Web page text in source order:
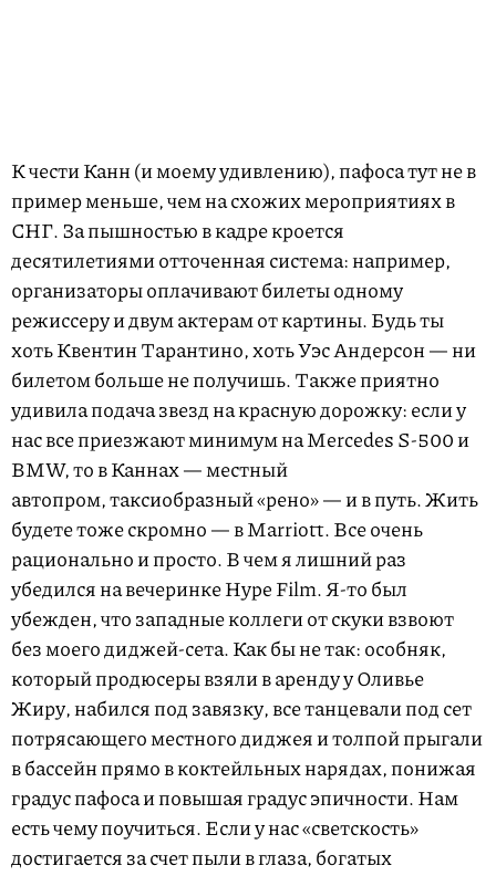
К чести Канн (и моему удивлению), пафоса тут не в
пример меньше, чем на схожих мероприятиях в
СНГ. За пышностью в кадре кроется
десятилетиями отточенная система: например,
организаторы оплачивают билеты одному
режиссеру и двум актерам от картины. Будь ты
хоть Квентин Тарантино, хоть Уэс Андерсон — ни
билетом больше не получишь. Также приятно
удивила подача звезд на красную дорожку: если у
нас все приезжают минимум на Mercedes S-500 и
BMW, то в Каннах — местный
автопром, таксиобразный «рено» — и в путь. Жить
будете тоже скромно — в Marriott. Все очень
рационально и просто. В чем я лишний раз
убедился на вечеринке Hype Film. Я-то был
убежден, что западные коллеги от скуки взвоют
без моего диджей-сета. Как бы не так: особняк,
который продюсеры взяли в аренду у Оливье
Жиру, набился под завязку, все танцевали под сет
потрясающего местного диджея и толпой прыгали
в бассейн прямо в коктейльных нарядах, понижая
градус пафоса и повышая градус эпичности. Нам
есть чему поучиться. Если у нас «светскость»
достигается за счет пыли в глаза, богатых